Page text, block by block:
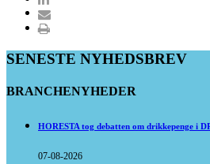
SENESTE NYHEDSBREV
BRANCHENYHEDER
HORESTA tog debatten om drikkepenge i
07-08-2026